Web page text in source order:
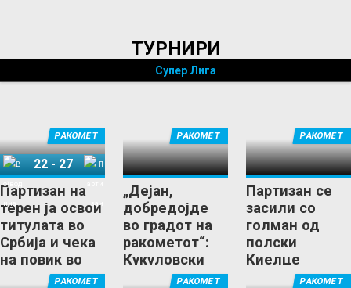
ТУРНИРИ
Супер Лига
Партизан на
терен ја освои
титулата во
Србија и чека
на повик во
РАКОМЕТ
Војводина
22 - 27
„Дејан,
добредојде
во градот на
ракометот“:
Кукуловски
има нов клуб!
РАКОМЕТ
Партизан се
засили со
голман од
полски
Киелце
РАКОМЕТ
РАКОМЕТ РАКОМЕТ РАКОМЕТ